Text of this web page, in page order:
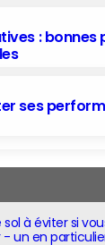
: bonnes
ses
à éviter si
un en